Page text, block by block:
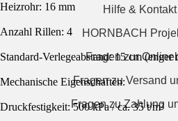
Heizrohr: 16 mm
Anzahl Rillen: 4
Standard-Verlegeabstand: 15 cm
Mechanische Eigenschaften:
Druckfestigkeit: 500 kPa / ca. 35 t/m²
Hilfe &
HORNBACH
Fragen zur
Fragen zu Versand
Fragen zu Zahlung